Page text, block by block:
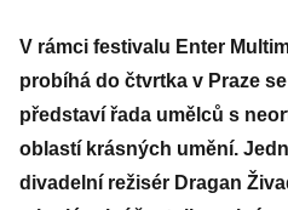
V rámci festivalu Enter
probíhá do čtvrtka v Praze
představí řada umělců s
oblastí krásných umění.
divadelní režisér Dragan